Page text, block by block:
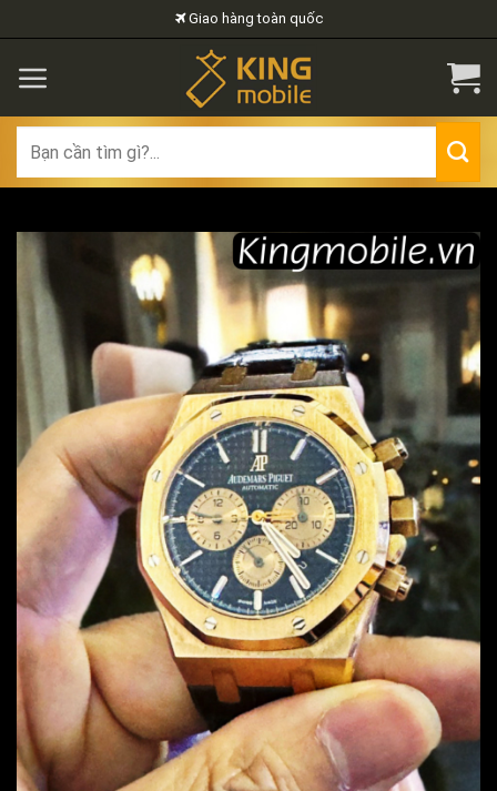
to
content
Giao hàng toàn quốc
for: